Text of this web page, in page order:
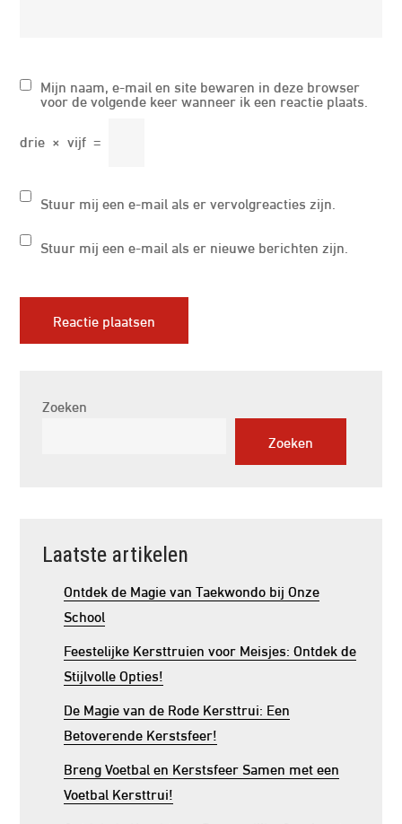
Mijn naam, e-mail en site bewaren in deze browser
voor de volgende keer wanneer ik een reactie plaats.
drie × vijf =
Stuur mij een e-mail als er vervolgreacties zijn.
Stuur mij een e-mail als er nieuwe berichten zijn.
Zoeken
Zoeken
Laatste artikelen
Ontdek de Magie van Taekwondo bij Onze
School
Feestelijke Kersttruien voor Meisjes: Ontdek de
Stijlvolle Opties!
De Magie van de Rode Kersttrui: Een
Betoverende Kerstsfeer!
Breng Voetbal en Kerstsfeer Samen met een
Voetbal Kersttrui!